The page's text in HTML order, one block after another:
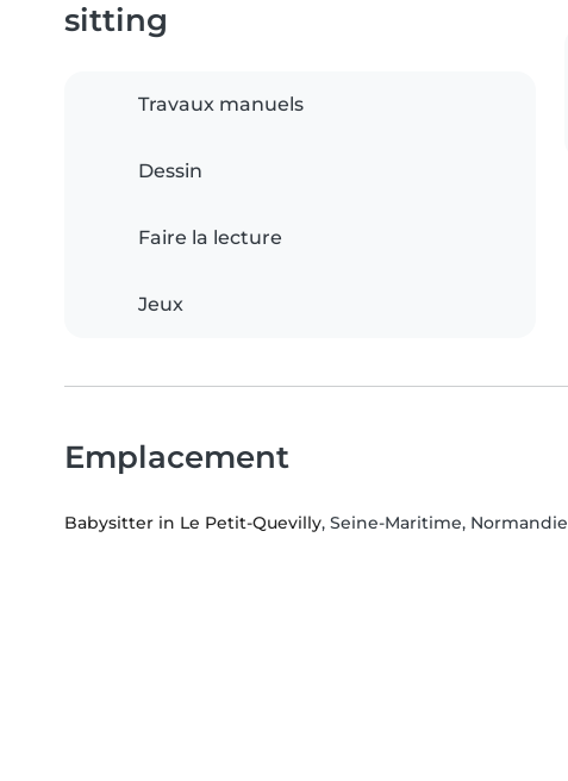
sitting
Travaux manuels
Dessin
Faire la lecture
Jeux
Emplacement
Babysitter in Le Petit-Quevilly, Seine-Maritime, Normandie